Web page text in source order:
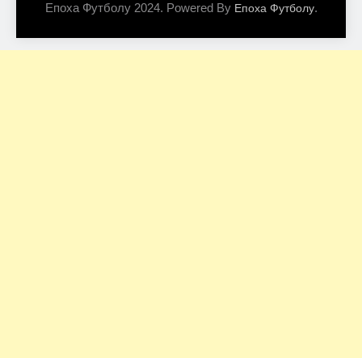
Епоха Футболу 2024. Powered By Епоха Футболу.